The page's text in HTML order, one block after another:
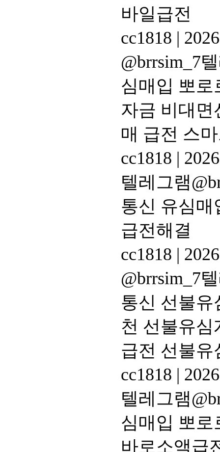
바일급전
cc1818 |
@brrsim_7
심매입 뽀
자금 비대
매 급전 스
cc1818 |
텔레그램
통신 유심
급전해결
cc1818 |
@brrsim_7
통신 선불
천 선불유
급전 선불유
cc1818 |
텔레그램
심매입 뽀로
바로소액급